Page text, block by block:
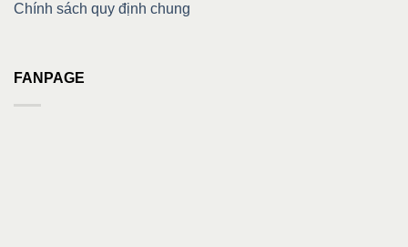
Chính sách quy định chung
FANPAGE